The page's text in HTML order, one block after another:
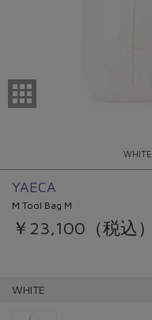
WHITE
YAECA
M Tool Bag M
￥23,100（税込）
WHITE